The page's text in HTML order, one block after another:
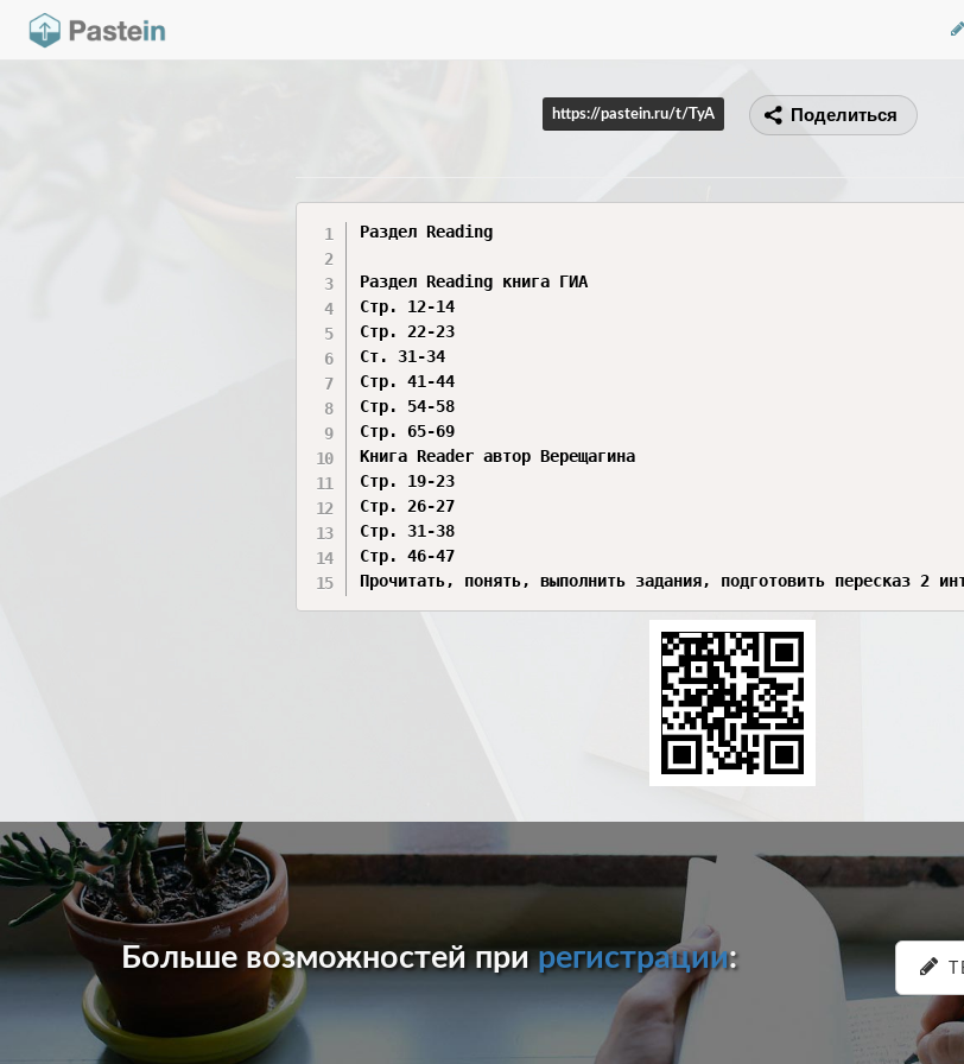
https://pastein.ru/t/TyA Поделиться
Раздел Reading
Раздел Reading книга ГИА
Стр. 12-14
Стр. 22-23
Ст. 31-34
Стр. 41-44
Стр. 54-58
Стр. 65-69
Книга Reader автор Верещагина
Стр. 19-23
Стр. 26-27
Стр. 31-38
Стр. 46-47
Прочитать, понять, выполнить задания, подготовить пересказ 2
Больше возможностей прирегистрации: